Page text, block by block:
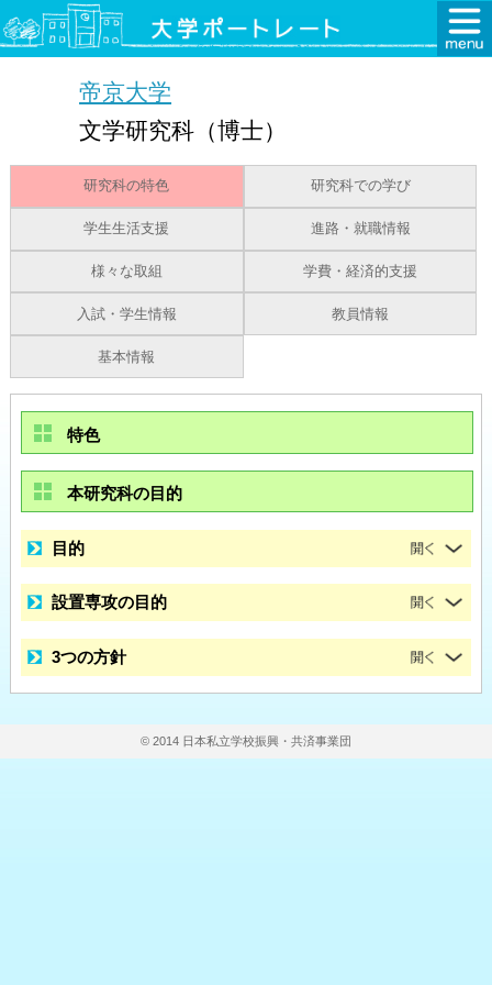
帝京大学
文学研究科（博士）
研究科の特色 研究科での学び
学生生活支援 進路・就職情報
様々な取組 学費・経済的支援
入試・学生情報 教員情報
基本情報
特色
本研究科の目的
目的
設置専攻の目的
3つの方針
© 2014 日本私立学校振興・共済事業団